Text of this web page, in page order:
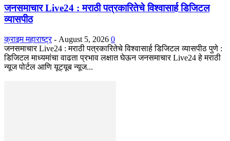
जनसमाचार Live24 : मराठी पत्रकारितेचे विश्वासार्ह डिजिटल
व्यासपीठ
क्राइम महाराष्ट्र - August 5, 2026 0
जनसमाचार Live24 : मराठी पत्रकारितेचे विश्वासार्ह डिजिटल व्यासपीठ पुणे :
डिजिटल माध्यमांचा वाढता प्रभाव लक्षात घेऊन जनसमाचार Live24 हे मराठी
न्यूज पोर्टल आणि यूट्यूब न्यूज...